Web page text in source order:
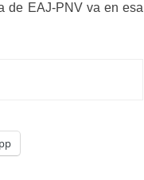
de EAJ-PNV va en esa